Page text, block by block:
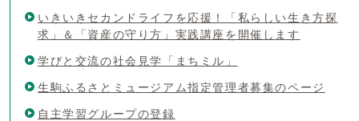
いきいきセカンドライフを応援！「私らしい生き方探
求」＆「資産の守り方」実践講座を開催します
学びと交流の社会見学「まちミル」
生駒ふるさとミュージアム指定管理者募集のページ
自主学習グループの登録